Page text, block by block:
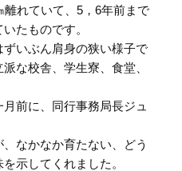
れていて、5，6年前まで
たものです。
いぶん肩身の狭い様子で
な校舎、学生寮、食堂、
前に、同行事務局長ジュ
、なかなか育たない、どう
示してくれました。